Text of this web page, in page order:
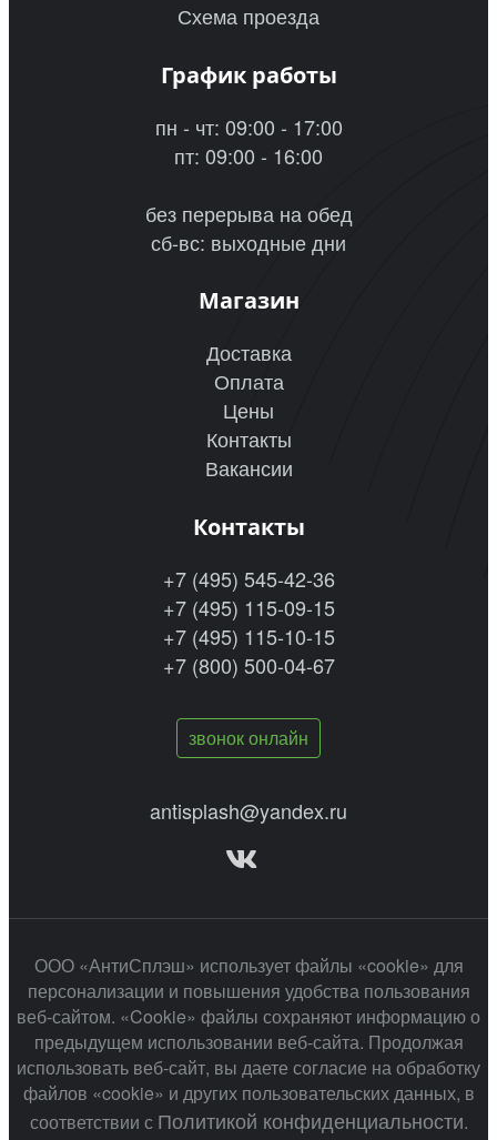
Схема проезда
График работы
пн - чт: 09:00 - 17:00
пт: 09:00 - 16:00
без перерыва на обед
сб-вс: выходные дни
Магазин
Доставка
Оплата
Цены
Контакты
Вакансии
Контакты
+7 (495) 545-42-36
+7 (495) 115-09-15
+7 (495) 115-10-15
+7 (800) 500-04-67
звонок онлайн
antisplash@yandex.ru
ООО «АнтиСплэш» использует файлы «cookie» для
персонализации и повышения удобства пользования
веб-сайтом. «Cookie» файлы сохраняют информацию о
предыдущем использовании веб-сайта. Продолжая
использовать веб-сайт, вы даете согласие на обработку
файлов «cookie» и других пользовательских данных, в
соответствии с Политикой конфиденциальности.